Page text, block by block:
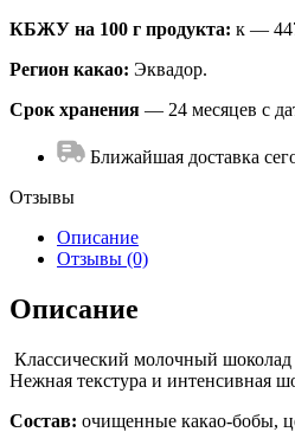
КБЖУ на 100 г продукта: к —
Регион какао: Эквадор.
Срок хранения — 24 месяцев с
Ближайшая доставка
Отзывы
Описание
Отзывы (0)
Описание
Классический молочный
Нежная текстура и интенсивная
Состав: очищенные какао-бобы,